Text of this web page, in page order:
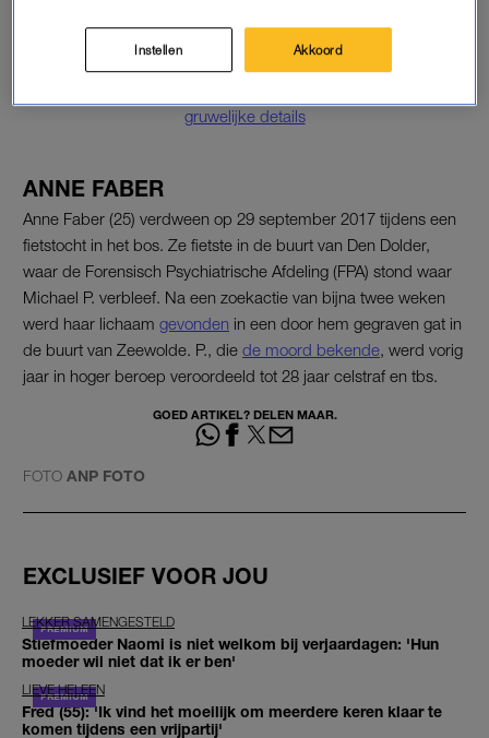
gruwelijke details
ANNE FABER
Anne Faber (25) verdween op 29 september 2017 tijdens een
fietstocht in het bos. Ze fietste in de buurt van Den Dolder,
waar de Forensisch Psychiatrische Afdeling (FPA) stond waar
Michael P. verbleef. Na een zoekactie van bijna twee weken
werd haar lichaam gevonden in een door hem gegraven gat in
de buurt van Zeewolde. P., die de moord bekende, werd vorig
jaar in hoger beroep veroordeeld tot 28 jaar celstraf en tbs.
GOED ARTIKEL? DELEN MAAR.
FOTO ANP FOTO
EXCLUSIEF VOOR JOU
LEKKER SAMENGESTELD
Stiefmoeder Naomi is niet welkom bij verjaardagen: 'Hun
moeder wil niet dat ik er ben'
LIEVE HELEEN
Fred (55): 'Ik vind het moeilijk om meerdere keren klaar te
komen tijdens een vrijpartij'
Instellen Akkoord